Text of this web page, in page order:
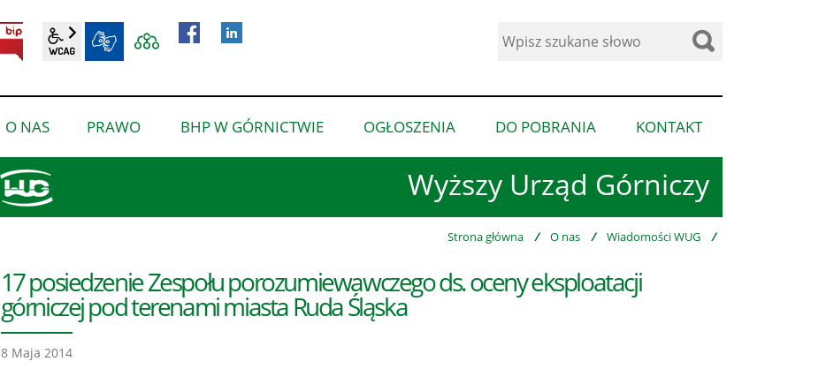
Wyższy Urząd Górniczy
BIP wcag2.1
Wyszukaj
O NAS
pokaż
podmenu
PRAWO
pokaż
podmenu
BHP W GÓRNICTWIE
pokaż
podmenu
OGŁOSZENIA
pokaż
podmenu
dla
“Ogłoszenia”
DO POBRANIA
pokaż
podmenu
dla
pobrania”
KONTAKT
podmenu
Strona główna / O nas / Wiadomości WUG /
17 posiedzenie Zespołu porozumiewawczego ds. oceny eksploatacji
górniczej pod terenami miasta Ruda Śląska
8 Maja 2014